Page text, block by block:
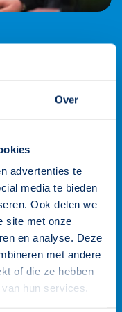
Over
advertenties te
media te bieden
Ook delen we
site met onze
en analyse. Deze
met andere
of die ze hebben
hun services.
Zo heb je altijd een
team